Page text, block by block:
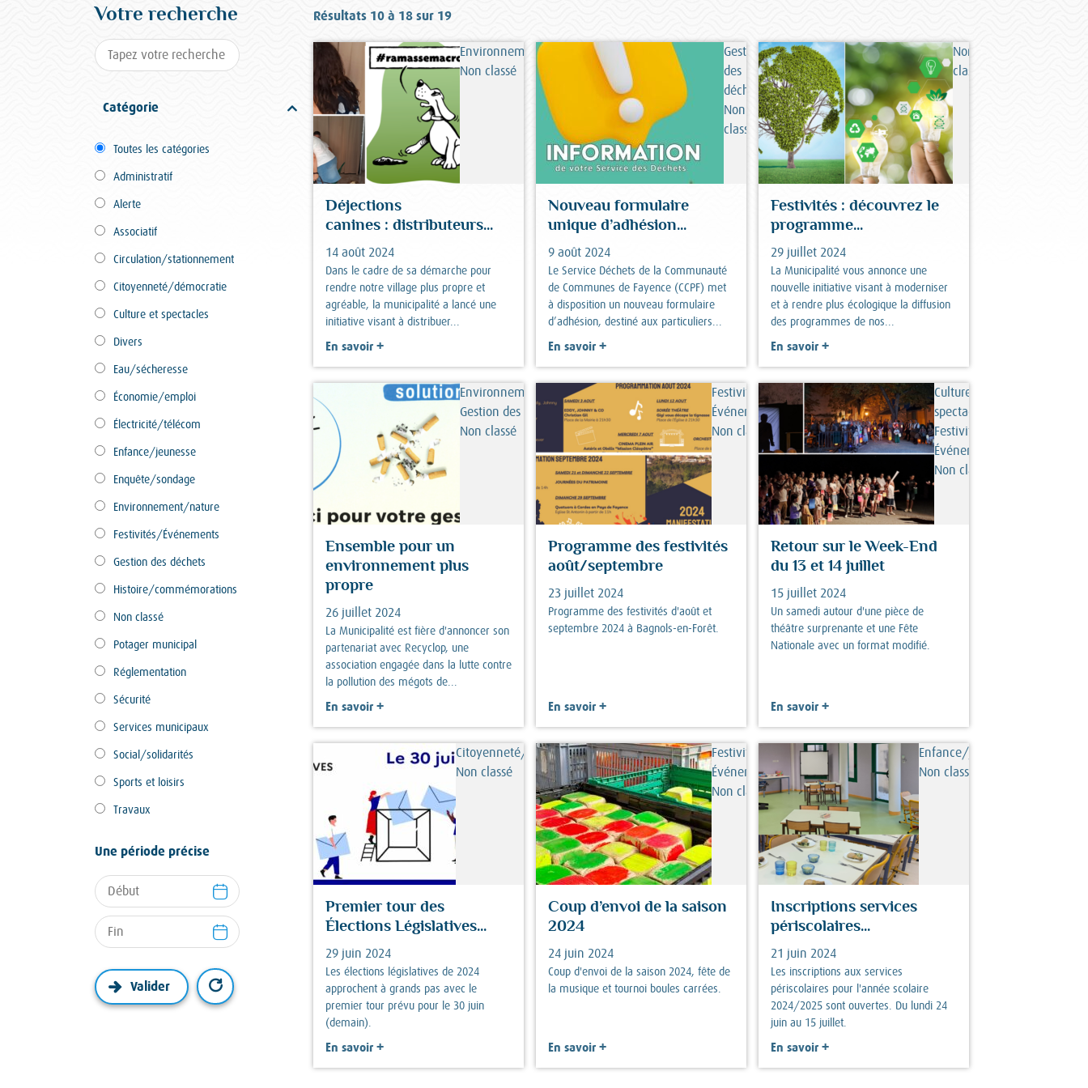
Votre recherche
Catégorie
Toutes les catégories
Administratif
Alerte
Associatif
Circulation/stationnement
Citoyenneté/démocratie
Culture et spectacles
Divers
Eau/sécheresse
Économie/emploi
Électricité/télécom
Enfance/jeunesse
Enquête/sondage
Environnement/nature
Festivités/Événements
Gestion des déchets
Histoire/commémorations
Non classé
Potager municipal
Réglementation
Sécurité
Services municipaux
Social/solidarités
Sports et loisirs
Travaux
Une période précise
Résultats 10 à 18 sur 19
Environnement/nature,
Non classé
Déjections
canines : distributeurs...
14 août 2024
Dans le cadre de sa démarche pour
rendre notre village plus propre et
agréable, la municipalité a lancé une
initiative visant à distribuer...
En savoir +
Gestion
des
déchets,
Non
classé
Nouveau formulaire
unique d’adhésion...
9 août 2024
Le Service Déchets de la Communauté
de Communes de Fayence (CCPF) met
à disposition un nouveau formulaire
d’adhésion, destiné aux particuliers...
En savoir +
Non
classé
Festivités : découvrez le
programme...
29 juillet 2024
La Municipalité vous annonce une
nouvelle initiative visant à moderniser
et à rendre plus écologique la diffusion
des programmes de nos...
En savoir +
Environnement/nature,
Gestion des déchets,
Non classé
Ensemble pour un
environnement plus
propre
26 juillet 2024
La Municipalité est fière d'annoncer son
partenariat avec Recyclop, une
association engagée dans la lutte contre
la pollution des mégots de...
En savoir +
Festivités/
Événements,
Non classé
Programme des festivités
août/septembre
23 juillet 2024
Programme des festivités d'août et
septembre 2024 à Bagnols-en-Forêt.
En savoir +
Culture et
spectacles,
Festivités/
Événements,
Non classé
Retour sur le Week-End
du 13 et 14 juillet
15 juillet 2024
Un samedi autour d'une pièce de
théâtre surprenante et une Fête
Nationale avec un format modifié.
En savoir +
Citoyenneté/démocratie,
Non classé
Premier tour des
Élections Législatives...
29 juin 2024
Les élections législatives de 2024
approchent à grands pas avec le
premier tour prévu pour le 30 juin
(demain).
En savoir +
Festivités/
Événements,
Non classé
Coup d’envoi de la saison
2024
24 juin 2024
Coup d'envoi de la saison 2024, fête de
la musique et tournoi boules carrées.
En savoir +
Enfance/jeunesse,
Non classé
Inscriptions services
périscolaires...
21 juin 2024
Les inscriptions aux services
périscolaires pour l'année scolaire
2024/2025 sont ouvertes. Du lundi 24
juin au 15 juillet.
En savoir +